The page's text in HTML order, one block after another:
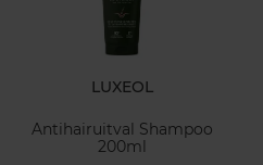
LUXEOL
Antihairuitval Shampoo
200ml